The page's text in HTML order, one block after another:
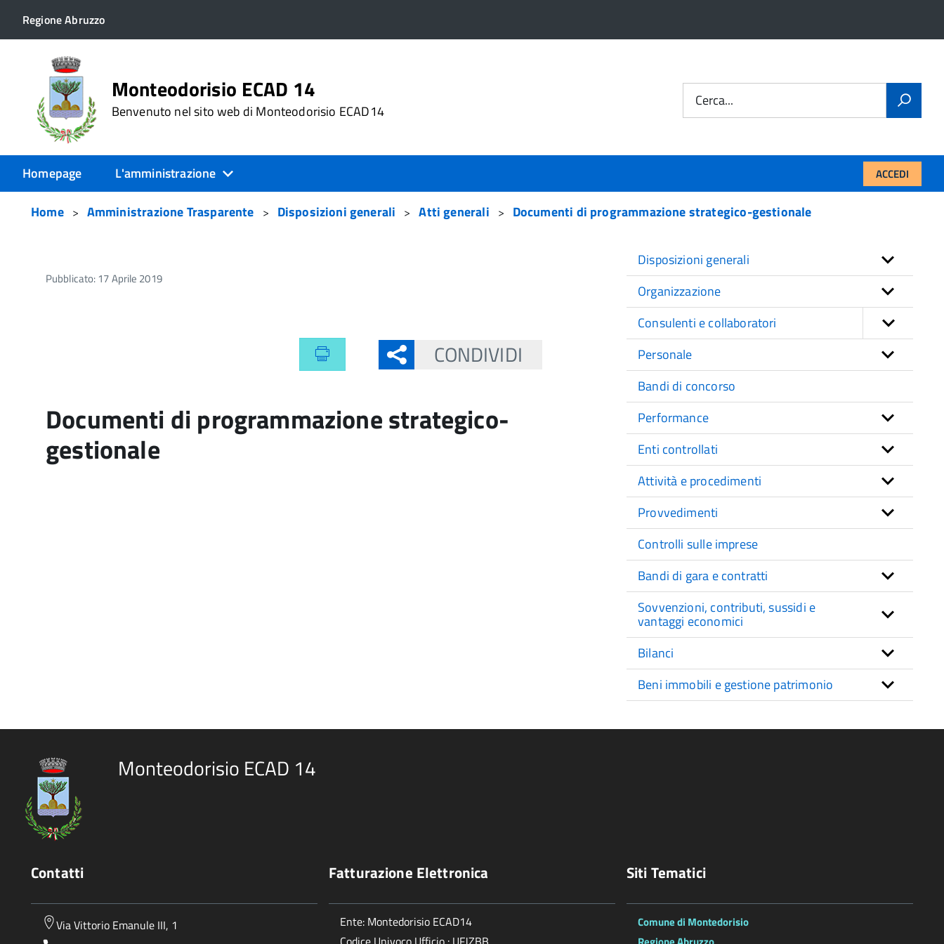
Regione Abruzzo
Monteodorisio ECAD 14
Benvenuto nel sito web di Monteodorisio ECAD14
Cerca...
Homepage L'amministrazione ACCEDI
Home Amministrazione Trasparente Disposizioni generali Atti generali Documenti di programmazione strategico-gestionale
Pubblicato: 17 Aprile 2019
CONDIVIDI
Documenti di programmazione strategico-
gestionale
Disposizioni generali
Organizzazione
Consulenti e collaboratori
Personale
Bandi di concorso
Performance
Enti controllati
Attività e procedimenti
Provvedimenti
Controlli sulle imprese
Bandi di gara e contratti
Sovvenzioni, contributi, sussidi e
vantaggi economici
Bilanci
Beni immobili e gestione patrimonio
Monteodorisio ECAD 14
Contatti
Via Vittorio Emanule III, 1
Fatturazione Elettronica
Ente: Montedorisio ECAD14
Siti Tematici
Comune di Montedorisio